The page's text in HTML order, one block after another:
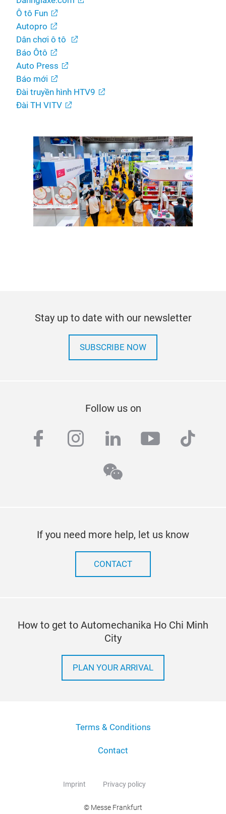
Ô tô Fun
Autopro
Dân chơi ô tô
Báo Ôtô
Auto Press
Báo mới
Đài truyền hình HTV9
Đài TH VITV
Stay up to date with our newsletter
SUBSCRIBE NOW
Follow us on
facebook
instagram
linkedinyoutube
tiktok
wechat
If you need more help, let us know
CONTACT
How to get to Automechanika Ho Chi Minh
City
PLAN YOUR ARRIVAL
Terms & Conditions
Contact
Imprint Privacy policy
© Messe Frankfurt